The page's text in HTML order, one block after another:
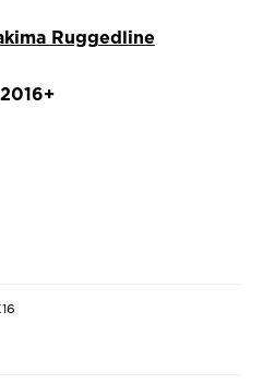
Ruggedline